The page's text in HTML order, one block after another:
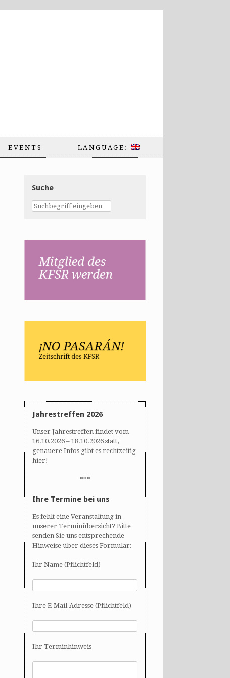
EVENTS LANGUAGE:
Suche
Jahrestreffen 2026
Unser Jahrestreffen findet vom
16.10.2026 – 18.10.2026 statt,
genauere Infos gibt es rechtzeitig
hier!
***
Ihre Termine bei uns
Es fehlt eine Veranstaltung in
unserer Terminübersicht? Bitte
senden Sie uns entsprechende
Hinweise über dieses Formular:
Ihr Name (Pflichtfeld)
Ihre E-Mail-Adresse (Pflichtfeld)
Ihr Terminhinweis